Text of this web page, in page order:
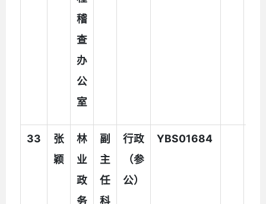
稽
查
办
公
室
33
张
颖
林
业
政
务
副
主
任
科
行政
（参
公）
YBS01684